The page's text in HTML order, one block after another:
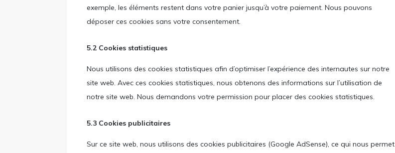
exemple, les éléments restent dans votre panier jusqu’à votre paiement. Nous pouvons
déposer ces cookies sans votre consentement.
5.2 Cookies statistiques
Nous utilisons des cookies statistiques afin d’optimiser l’expérience des internautes sur notre
site web. Avec ces cookies statistiques, nous obtenons des informations sur l’utilisation de
notre site web. Nous demandons votre permission pour placer des cookies statistiques.
5.3 Cookies publicitaires
Sur ce site web, nous utilisons des cookies publicitaires (Google AdSense), ce qui nous permet